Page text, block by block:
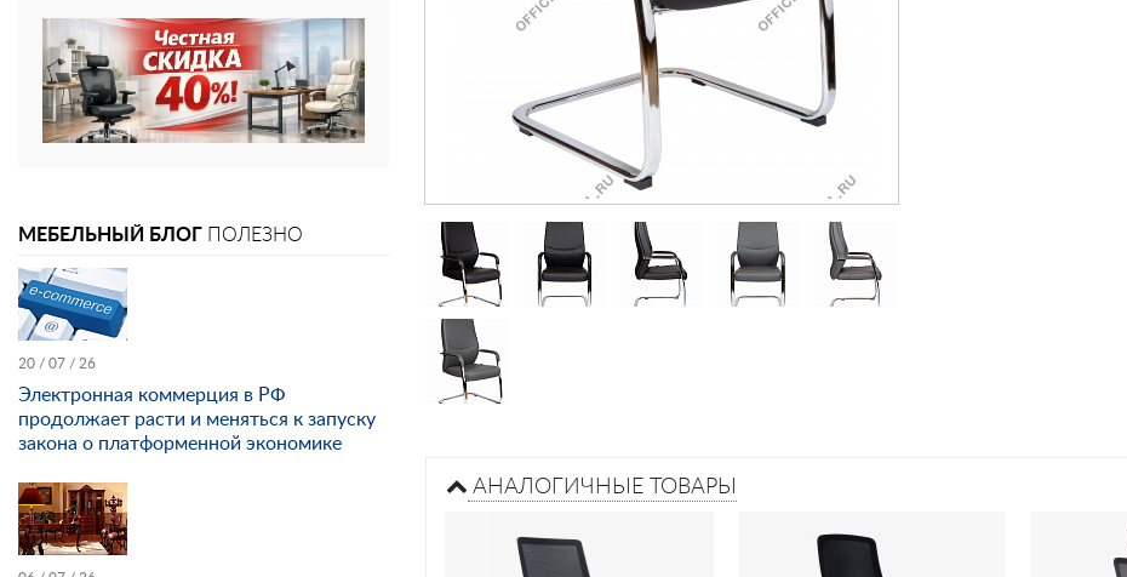
АНАЛОГИЧНЫЕ ТОВАРЫ
МЕБЕЛЬНЫЙ БЛОГ ПОЛЕЗНО
20 / 07 / 26
Электронная коммерция в РФ
продолжает расти и меняться к запуску
закона о платформенной экономике